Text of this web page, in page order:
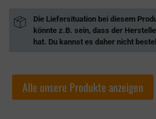
Die Liefersituation bei diesem
könnte z.B. sein, dass der
hat. Du kannst es daher nicht
Alle unsere Produkte anzeigen